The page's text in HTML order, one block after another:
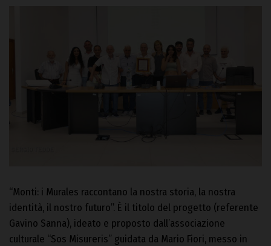
“Monti: i Murales raccontano la nostra storia, la nostra
identità, il nostro futuro”. È il titolo del progetto (referente
Gavino Sanna), ideato e proposto dall’associazione
culturale “Sos Misureris” guidata da Mario Fiori, messo in